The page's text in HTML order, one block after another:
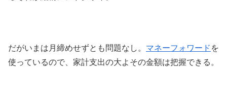
だがいまは月締めせずとも問題なし。 マネーフォワード を
使っているので、家計支出の大よその金額は把握できる。